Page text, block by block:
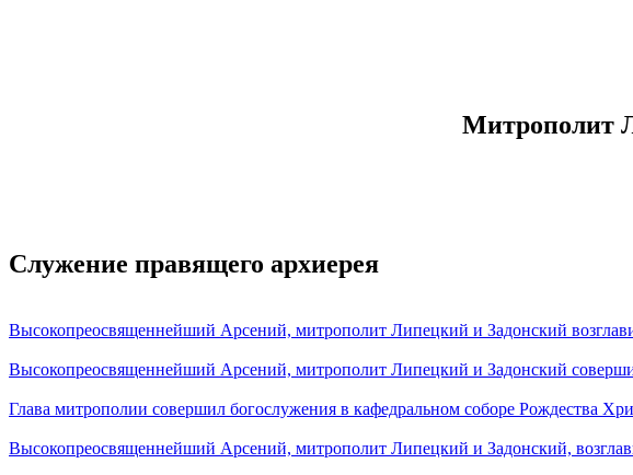
Митрополит
Служение правящего архиерея
Высокопреосвященнейший Арсений, митрополит Липецкий и Задонский
Высокопреосвященнейший Арсений, митрополит Липецкий и Задонский
Глава митрополии совершил богослужения в кафедральном соборе Рождества
Высокопреосвященнейший Арсений, митрополит Липецкий и Задонский,